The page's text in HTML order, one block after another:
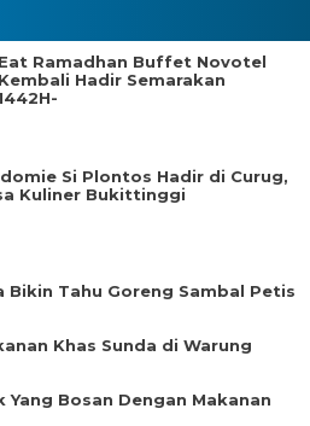
Eat Ramadhan Buffet Novotel
Hadir Semarakan
Si Plontos Hadir di Curug,
Kuliner Bukittinggi
Bikin Tahu Goreng Sambal Petis
Khas Sunda di Warung
Bosan Dengan Makanan